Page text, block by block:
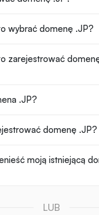
wybrać domenę .JP?
zarejestrować
.JP?
domenę .JP?
moją istniejącą
LUB